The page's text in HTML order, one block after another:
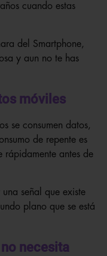
cuando estas
del Smartphone,
y aun no te has
móviles
se consumen datos,
de repente es
antes de
señal que existe
plano que se está
necesita